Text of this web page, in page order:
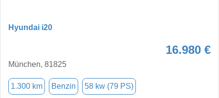
Hyundai i20
16.980 €
München, 81825
1.300 km Benzin 58 kw (79 PS)